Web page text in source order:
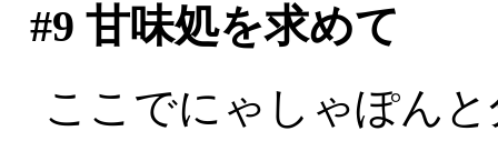
#9 甘味処を求めて
ここでにゃしゃぽん